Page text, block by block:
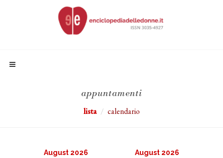
appuntamenti
lista calendario
August 2026 August 2026